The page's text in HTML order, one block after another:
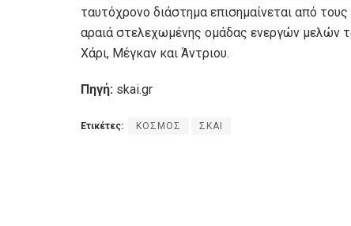
ταυτόχρονο διάστημα επισημαίνεται από
αραιά στελεχωμένης ομάδας ενεργών μελών
Χάρι, Μέγκαν και Άντριου.
Πηγή: skai.gr
Ετικέτες: ΚΟΣΜΟΣ ΣΚΑΙ